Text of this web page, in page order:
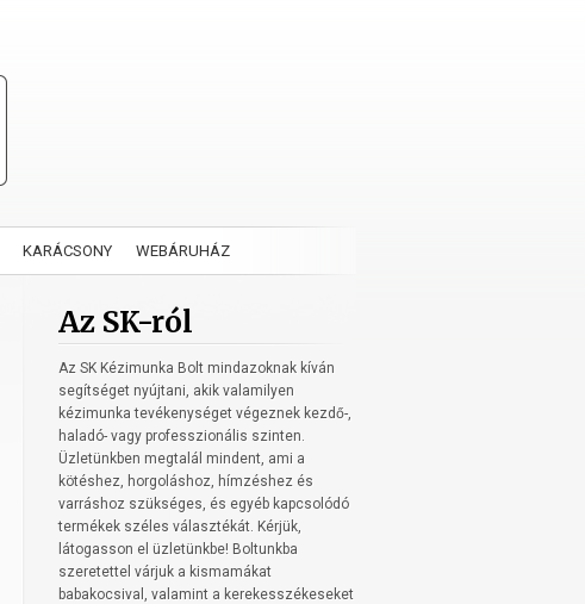
KARÁCSONY WEBÁRUHÁZ
Az SK-ról
Az SK Kézimunka Bolt mindazoknak kíván
segítséget nyújtani, akik valamilyen
kézimunka tevékenységet végeznek kezdő-,
haladó- vagy professzionális szinten.
Üzletünkben megtalál mindent, ami a
kötéshez, horgoláshoz, hímzéshez és
varráshoz szükséges, és egyéb kapcsolódó
termékek széles választékát. Kérjük,
látogasson el üzletünkbe! Boltunkba
szeretettel várjuk a kismamákat
babakocsival, valamint a kerekesszékeseket